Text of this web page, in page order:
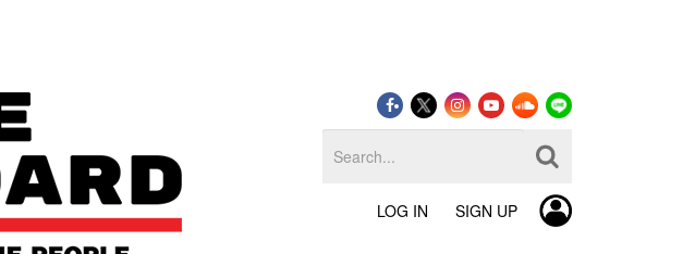
LOG IN SIGN UP